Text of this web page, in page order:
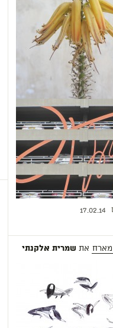
17.02.14
מארח את שמרית אלקנתי